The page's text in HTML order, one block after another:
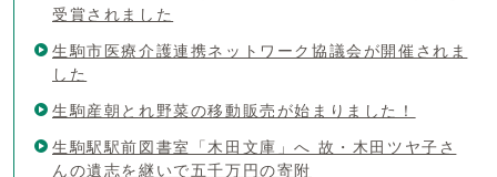
受賞されました
生駒市医療介護連携ネットワーク協議会が開催されま
した
生駒産朝とれ野菜の移動販売が始まりました！
生駒駅駅前図書室「木田文庫」へ 故・木田ツヤ子さ
んの遺志を継いで五千万円の寄附